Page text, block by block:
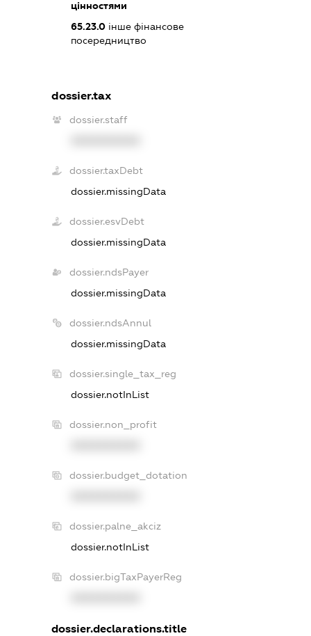
цінностями
65.23.0 інше фінансове
посередництво
dossier.tax
dossier.staff
dossier.taxDebt
dossier.missingData
dossier.esvDebt
dossier.missingData
dossier.ndsPayer
dossier.missingData
dossier.ndsAnnul
dossier.missingData
dossier.single_tax_reg
dossier.notInList
dossier.non_profit
dossier.budget_dotation
dossier.palne_akciz
dossier.notInList
dossier.bigTaxPayerReg
dossier.declarations.title